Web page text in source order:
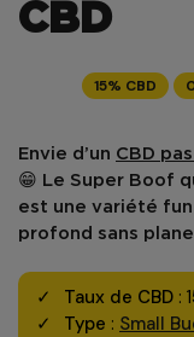
CBD
15% CBD
Envie d’un CBD
😁 Le Super Boof
est une variété
profond sans
Taux de CBD :
Type : Small